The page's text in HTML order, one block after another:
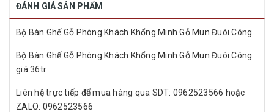
ĐÁNH GIÁ SẢN PHẨM
Bộ Bàn Ghế Gỗ Phòng Khách Khổng Minh Gỗ Mun Đuôi Công
Bộ Bàn Ghế Gỗ Phòng Khách Khổng Minh Gỗ Mun Đuôi Công
giá 36tr
Liên hệ trực tiếp để mua hàng qua SDT: 0962523566 hoặc
ZALO: 0962523566